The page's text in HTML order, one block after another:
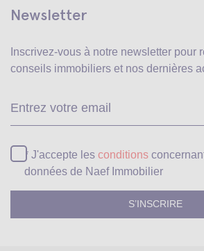
Newsletter
Inscrivez-vous à notre newsletter pour
conseils immobiliers et nos dernières
* J'accepte les conditions
données de Naef Immobilier